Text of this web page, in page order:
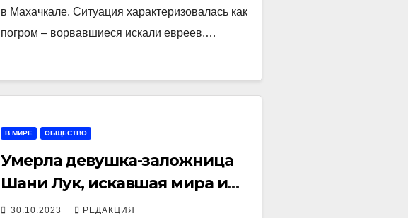
в Махачкале. Ситуация характеризовалась как
погром – ворвавшиеся искали евреев.…
В МИРЕ ОБЩЕСТВО
Умерла девушка-заложница
Шани Лук, искавшая мира и
гармонии по соседству с
30.10.2023 РЕДАКЦИЯ